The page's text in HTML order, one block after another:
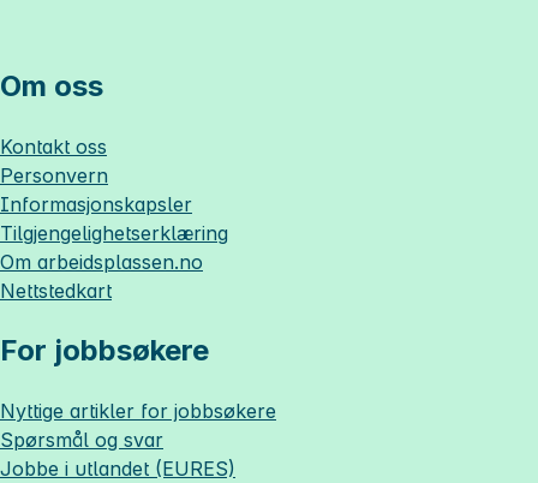
Om oss
Kontakt oss
Personvern
Informasjonskapsler
Tilgjengelighetserklæring
Om arbeidsplassen.no
Nettstedkart
For jobbsøkere
Nyttige artikler for jobbsøkere
Spørsmål og svar
Jobbe i utlandet (EURES)